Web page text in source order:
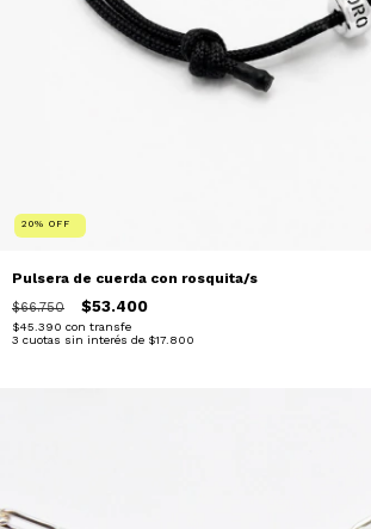
20% OFF
Pulsera de cuerda con rosquita/s
$66.750 $53.400
$45.390 con transfe
3 cuotas sin interés de $17.800